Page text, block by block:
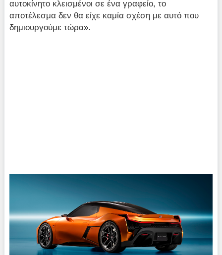
αυτοκίνητο κλεισμένοι σε ένα γραφείο, το
αποτέλεσμα δεν θα είχε καμία σχέση με αυτό που
δημιουργούμε τώρα».